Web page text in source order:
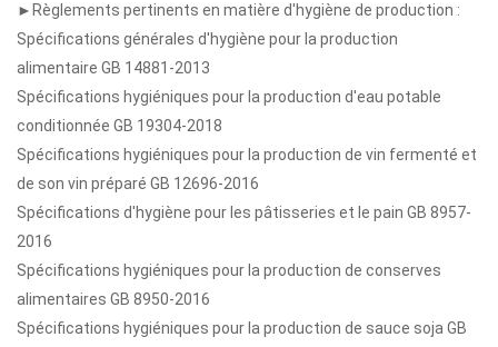
►Règlements pertinents en matière d'hygiène de production :
Spécifications générales d'hygiène pour la production
alimentaire GB 14881-2013
Spécifications hygiéniques pour la production d'eau potable
conditionnée GB 19304-2018
Spécifications hygiéniques pour la production de vin fermenté et
de son vin préparé GB 12696-2016
Spécifications d'hygiène pour les pâtisseries et le pain GB 8957-
2016
Spécifications hygiéniques pour la production de conserves
alimentaires GB 8950-2016
Spécifications hygiéniques pour la production de sauce soja GB